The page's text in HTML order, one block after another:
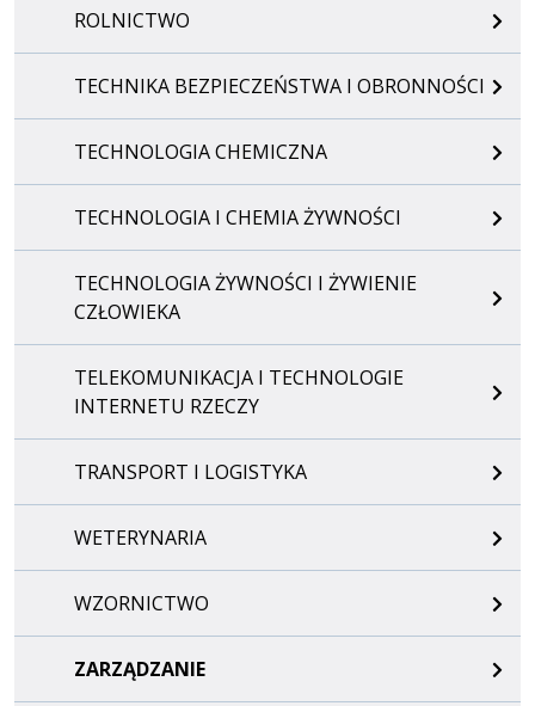
ROLNICTWO
TECHNIKA BEZPIECZEŃSTWA I OBRONNOŚCI
TECHNOLOGIA CHEMICZNA
TECHNOLOGIA I CHEMIA ŻYWNOŚCI
TECHNOLOGIA ŻYWNOŚCI I ŻYWIENIE
CZŁOWIEKA
TELEKOMUNIKACJA I TECHNOLOGIE
INTERNETU RZECZY
TRANSPORT I LOGISTYKA
WETERYNARIA
WZORNICTWO
ZARZĄDZANIE